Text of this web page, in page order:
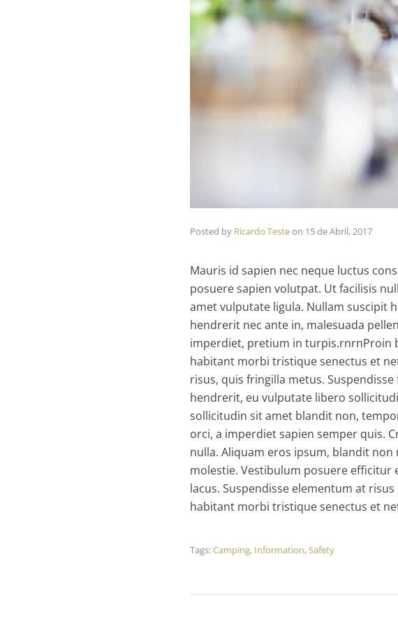
Posted by Ricardo Testeon 15 de Abril, 2017
Mauris id sapien nec neque luctus
posuere sapien volutpat. Ut facilisis
amet vulputate ligula. Nullam suscipit
hendrerit nec ante in, malesuada
imperdiet, pretium in turpis.rnrnProin
habitant morbi tristique senectus et
risus, quis fringilla metus.
hendrerit, eu vulputate libero
sollicitudin sit amet blandit non,
orci, a imperdiet sapien semper quis.
nulla. Aliquam eros ipsum, blandit
molestie. Vestibulum posuere
lacus. Suspendisse elementum at
habitant morbi tristique senectus et
Tags:Camping, Information,Safety